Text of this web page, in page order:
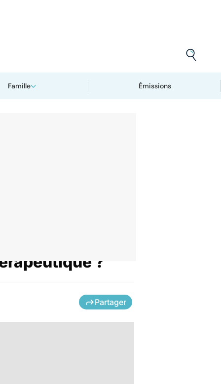
Famille Émissions
?
Partager